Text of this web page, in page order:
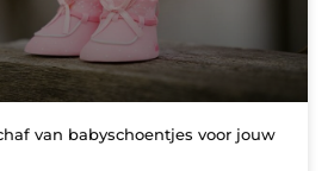
van babyschoentjes voor jouw